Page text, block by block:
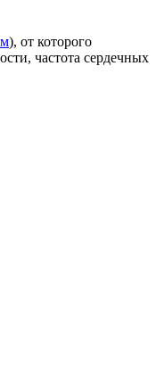
), от которого
частота сердечных